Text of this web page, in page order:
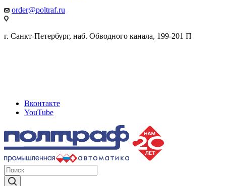
order@poltraf.ru
г. Санкт-Петербург, наб. Обводного канала, 199-201 П
Вконтакте
YouTube